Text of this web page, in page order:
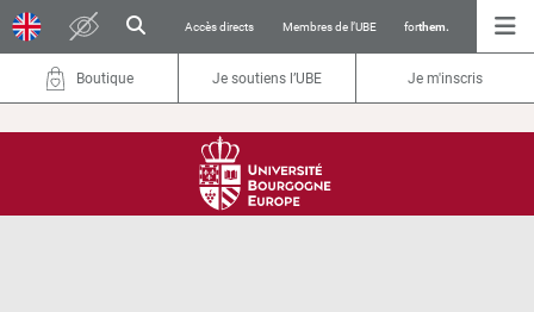
Accès directs Membres de l’UBE forthem.
Boutique Je soutiens l’UBE Je m'inscris